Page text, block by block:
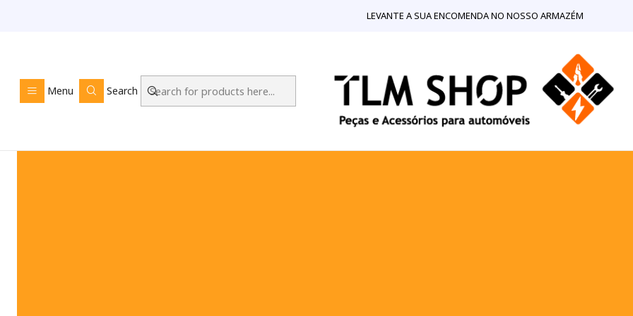
Menu Search
LEVANTE A SUA ENCOMENDA NO NOSSO ARMAZÉM
PEÇAS E ACESSÓRIOS PARA